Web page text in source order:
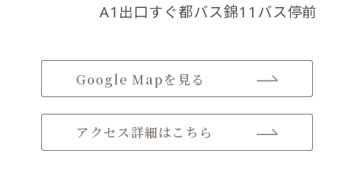
A1出口すぐ都バス錦11バス停前
Google Mapを見る
アクセス詳細はこちら